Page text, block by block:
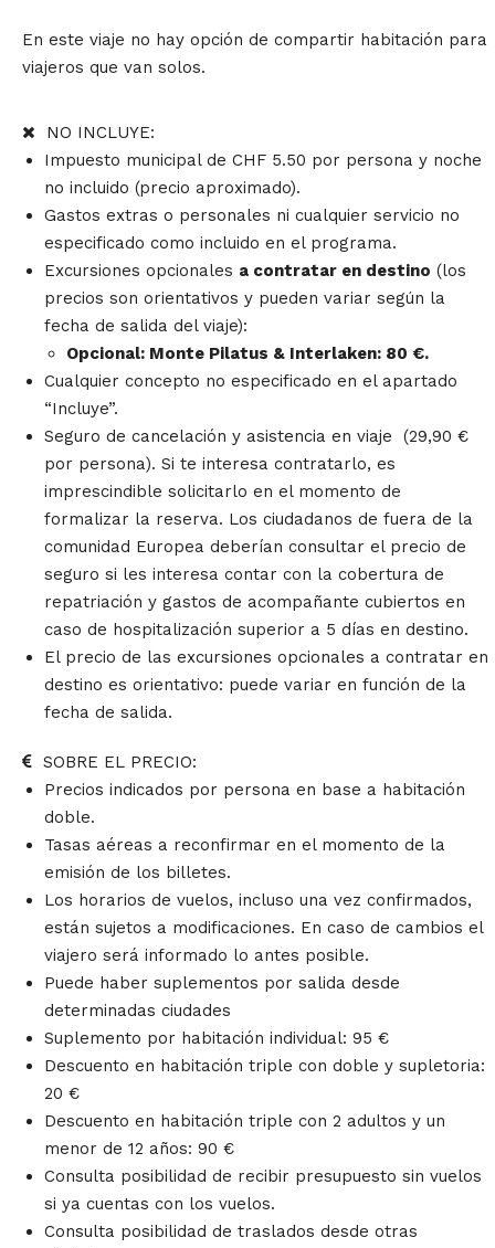
En este viaje no hay opción de compartir habitación para
viajeros que van solos.
NO INCLUYE:
Impuesto municipal de CHF 5.50 por persona y noche
no incluido (precio aproximado).
Gastos extras o personales ni cualquier servicio no
especificado como incluido en el programa.
Excursiones opcionales a contratar en destino (los
precios son orientativos y pueden variar según la
fecha de salida del viaje):
Opcional: Monte Pilatus & Interlaken: 80 €.
Cualquier concepto no especificado en el apartado
“Incluye”.
Seguro de cancelación y asistencia en viaje (29,90 €
por persona). Si te interesa contratarlo, es
imprescindible solicitarlo en el momento de
formalizar la reserva. Los ciudadanos de fuera de la
comunidad Europea deberían consultar el precio de
seguro si les interesa contar con la cobertura de
repatriación y gastos de acompañante cubiertos en
caso de hospitalización superior a 5 días en destino.
El precio de las excursiones opcionales a contratar en
destino es orientativo: puede variar en función de la
fecha de salida.
SOBRE EL PRECIO:
Precios indicados por persona en base a habitación
doble.
Tasas aéreas a reconfirmar en el momento de la
emisión de los billetes.
Los horarios de vuelos, incluso una vez confirmados,
están sujetos a modificaciones. En caso de cambios el
viajero será informado lo antes posible.
Puede haber suplementos por salida desde
determinadas ciudades
Suplemento por habitación individual: 95 €
Descuento en habitación triple con doble y supletoria:
20 €
Descuento en habitación triple con 2 adultos y un
menor de 12 años: 90 €
Consulta posibilidad de recibir presupuesto sin vuelos
si ya cuentas con los vuelos.
Consulta posibilidad de traslados desde otras